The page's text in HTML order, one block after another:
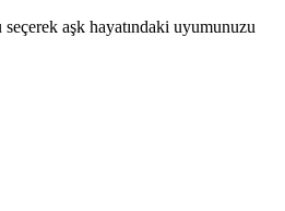
aşk hayatındaki uyumunuzu